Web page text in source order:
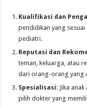
Kualifikasi dan
pendidikan yang
pediatri.
Reputasi dan
teman, keluarga, atau
dari orang-orang yang
Spesialisasi: Jika
pilih dokter yang